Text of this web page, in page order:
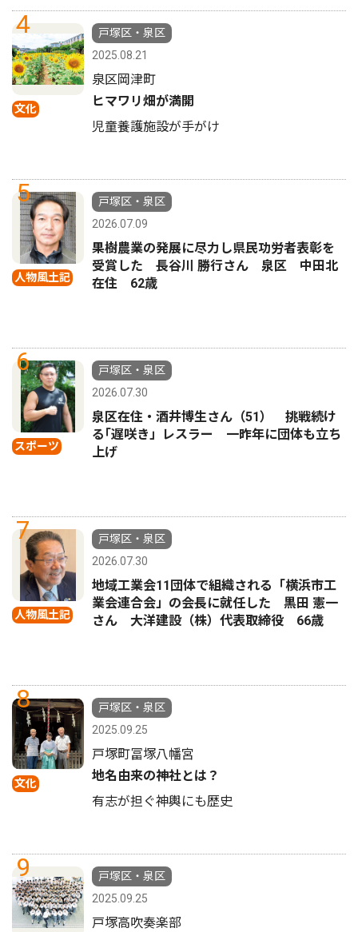
4
文化
戸塚区・泉区
2025.08.21
泉区岡津町
ヒマワリ畑が満開
児童養護施設が手がけ
5
人物風土記
戸塚区・泉区
2026.07.09
果樹農業の発展に尽力し県民功労者表彰を
受賞した 長谷川 勝行さん 泉区 中田北
在住 62歳
6
スポーツ
戸塚区・泉区
2026.07.30
泉区在住・酒井博生さん（51） 挑戦続け
る｢遅咲き」レスラー 一昨年に団体も立ち
上げ
7
人物風土記
戸塚区・泉区
2026.07.30
地域工業会11団体で組織される「横浜市工
業会連合会」の会長に就任した 黒田 憲一
さん 大洋建設（株）代表取締役 66歳
8
文化
戸塚区・泉区
2025.09.25
戸塚町冨塚八幡宮
地名由来の神社とは？
有志が担ぐ神輿にも歴史
9
戸塚区・泉区
2025.09.25
戸塚高吹奏楽部